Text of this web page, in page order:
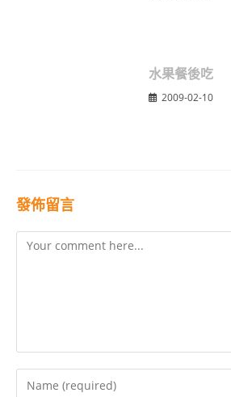
水果餐後吃
2009-02-10
發佈留言
Comment
Enter